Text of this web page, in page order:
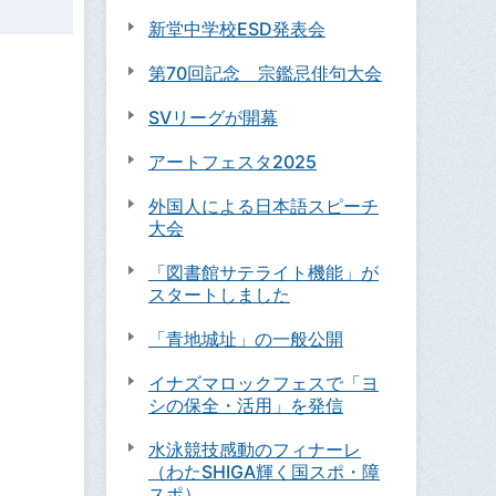
新堂中学校ESD発表会
第70回記念 宗鑑忌俳句大会
SVリーグが開幕
アートフェスタ2025
外国人による日本語スピーチ
大会
「図書館サテライト機能」が
スタートしました
「青地城址」の一般公開
イナズマロックフェスで「ヨ
シの保全・活用」を発信
水泳競技感動のフィナーレ
（わたSHIGA輝く国スポ・障